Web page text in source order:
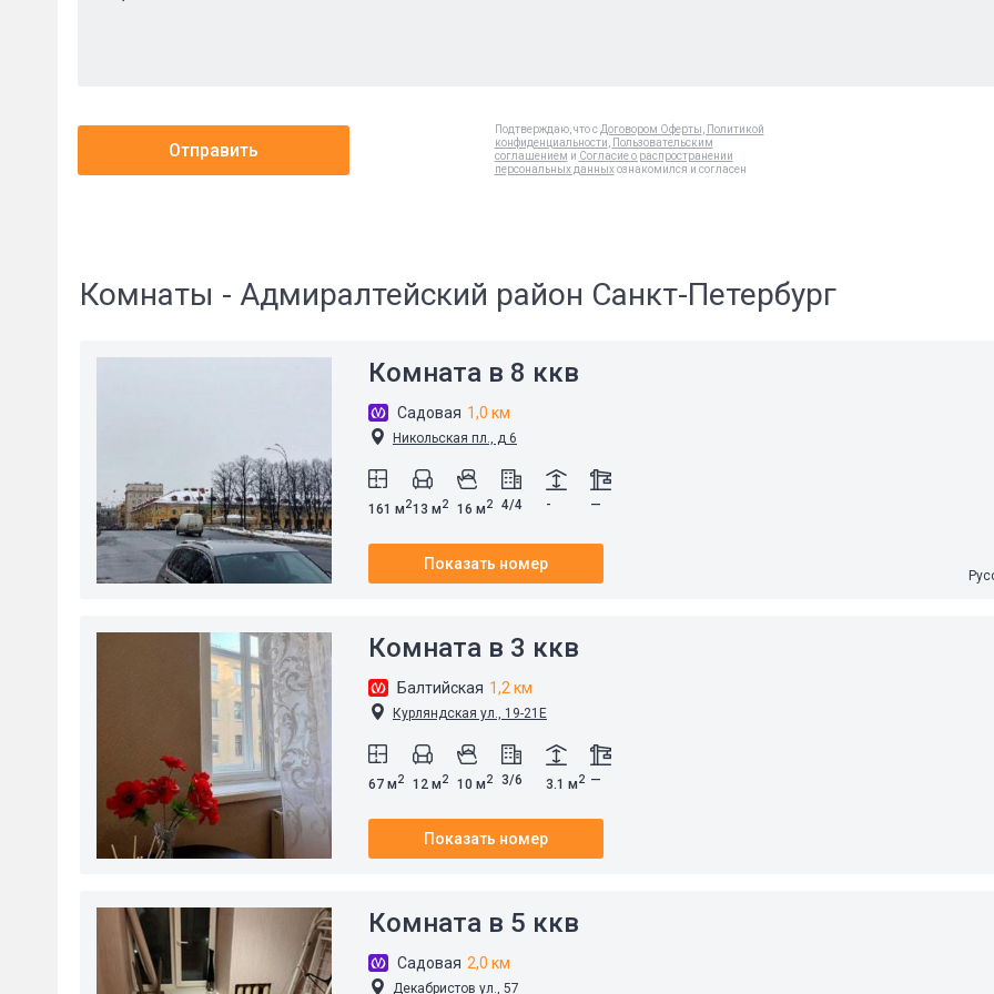
Отправить
Подтверждаю, что с Договором Оферты
Политикой
конфиденциальности
Пользовательским
соглашением и Согласие о распространении
персональных данныхознакомился и согласен
Комнаты - Адмиралтейский район Санкт-Петербург
Комната в 8 ккв
Садовая 1,0 км
Никольская пл., д 6
161 м213 м2 16 м2 4/4 - —
Показать номер
Комната в 3 ккв
Балтийская 1,2 км
Курляндская ул., 19-21Е
67 м2 12 м2 10 м2 3/6 3.1 м2 —
Показать номер
Комната в 5 ккв
Садовая 2,0 км
Декабристов ул., 57